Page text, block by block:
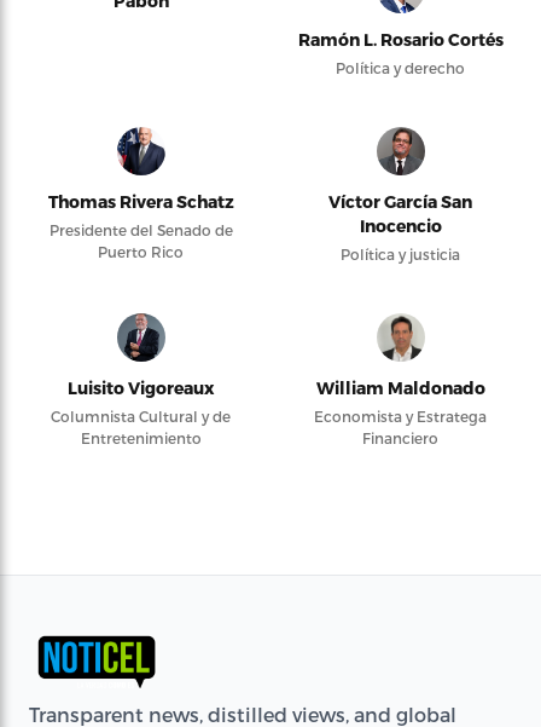
Ramón L. Rosario Cortés
Política y derecho
Thomas Rivera Schatz
Presidente del Senado de
Puerto Rico
Víctor García San
Inocencio
Política y justicia
Luisito Vigoreaux
Columnista Cultural y de
Entretenimiento
William Maldonado
Economista y Estratega
Financiero
Transparent news, distilled views, and global